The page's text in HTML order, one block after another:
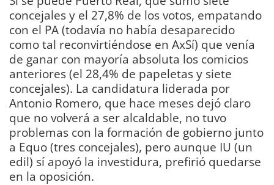
concejales y el 27,8% de los votos, empatando
con el PA (todavía no había desaparecido
como tal reconvirtiéndose en AxSí) que venía
de ganar con mayoría absoluta los comicios
anteriores (el 28,4% de papeletas y siete
concejales). La candidatura liderada por
Antonio Romero, que hace meses dejó claro
que no volverá a ser alcaldable, no tuvo
problemas con la formación de gobierno junto
a Equo (tres concejales), pero aunque IU (un
edil) sí apoyó la investidura, prefirió quedarse
en la oposición.